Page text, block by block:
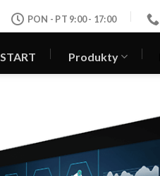
PON - PT 9:00 - 17:00
START Produkty